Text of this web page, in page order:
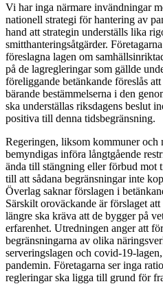
Vi har inga närmare invändningar
nationell strategi för hantering av
hand att strategin underställs lika
smitthanteringsåtgärder.
föreslagna lagen om
på de lagregleringar som gällde
föreliggande betänkande föreslås
bärande bestämmelserna i den
ska underställas riksdagens beslut
positiva till denna tidsbegränsning.
Regeringen, liksom kommuner och
bemyndigas införa långtgående
ända till stängning eller förbud mot
till att sådana begränsningar inte
Överlag saknar förslagen i
Särskilt oroväckande är förslaget
längre ska kräva att de bygger på
erfarenhet. Utredningen anger att
begränsningarna av olika
serveringslagen och covid-19-
pandemin. Företagarna ser inga
regleringar ska ligga till grund för